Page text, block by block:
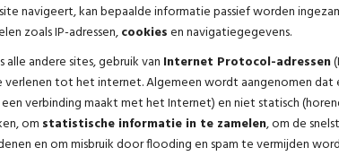
navigeert, kan bepaalde informatie passief worden
zoals IP-adressen,cookiesen navigatiegegevens.
andere sites, gebruik van Internet Protocol-adressen
tot het internet. Algemeen wordt aangenomen dat
verbinding maakt met het Internet) en niet statisch
om statistische informatie in te zamelen, om de
en om misbruik door flooding en spam te vermijden